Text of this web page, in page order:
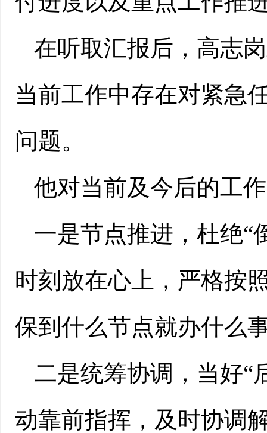
在听取汇报后，高志
当前工作中存在对紧急
问题。
他对当前及今后的工
一是节点推进，杜绝“
时刻放在心上，严格按
保到什么节点就办什么
二是统筹协调，当好“
动靠前指挥，及时协调